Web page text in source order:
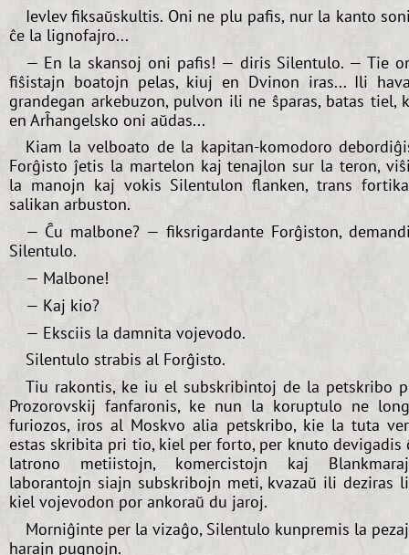
Ievlev fiksaŭskultis. Oni ne plu pafis, nur la kanto
ĉe la lignofajro...
— En la skansoj oni pafis! — diris Silentulo. — Tie
fiŝistajn boatojn pelas, kiuj en Dvinon iras... Ili
grandegan arkebuzon, pulvon ili ne ŝparas, batas tiel,
en Arĥangelsko oni aŭdas...
Kiam la velboato de la kapitan-komodoro
Forĝisto ĵetis la martelon kaj tenajlon sur la teron,
la manojn kaj vokis Silentulon flanken, trans
salikan arbuston.
— Ĉu malbone? — fiksrigardante Forĝiston,
Silentulo.
— Malbone!
— Kaj kio?
— Eksciis la damnita vojevodo.
Silentulo strabis al Forĝisto.
Tiu rakontis, ke iu el subskribintoj de la petskribo
Prozorovskij fanfaronis, ke nun la koruptulo ne
furiozos, iros al Moskvo alia petskribo, kie la tuta
estas skribita pri tio, kiel per forto, per knuto devigadis
latrono metiistojn, komercistojn kaj
laborantojn siajn subskribojn meti, kvazaŭ ili deziras
kiel vojevodon por ankoraŭ du jaroj.
Morniĝinte per la vizaĝo, Silentulo kunpremis la
harajn pugnojn.